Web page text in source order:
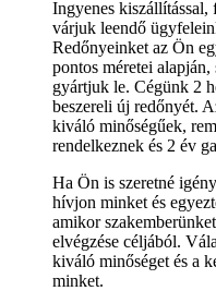
Ingyenes kiszállítással,
várjuk leendő
Redőnyeinket az Ön
pontos méretei
gyártjuk le. Cégünk 2
beszereli új redőnyét.
kiváló minőségűek,
rendelkeznek és 2 év
Ha Ön is szeretné
hívjon minket és
amikor
elvégzése céljából.
kiváló minőséget és a
minket.